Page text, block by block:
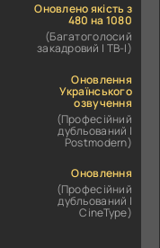
Оновлено якість з
480 на 1080
(Багатоголосий
закадровий | ТВ-І)
Оновлення
Українського
озвучення
(Професійний
дубльований |
Postmodern)
Оновлення
(Професійний
дубльований |
CineType)